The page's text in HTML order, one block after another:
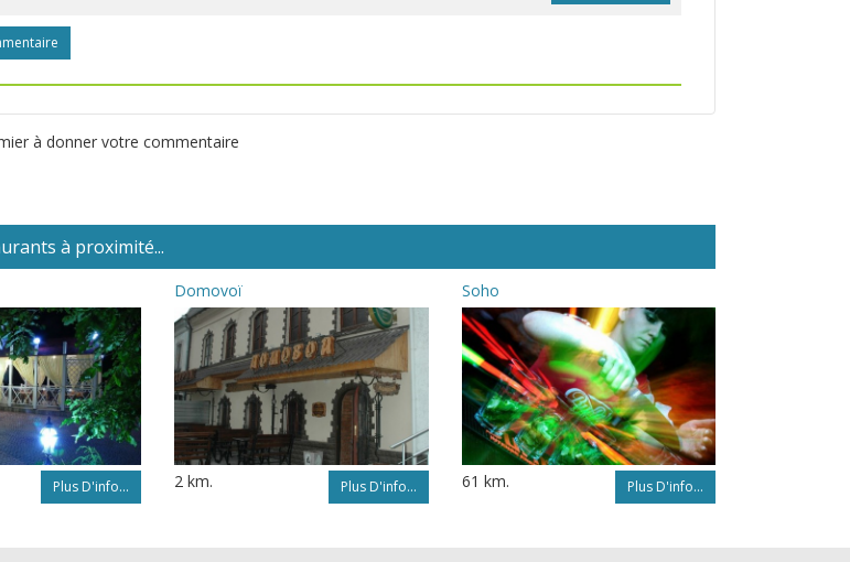
à donner votre commentaire
à proximité...
Plus D'info...
Domovoï
2 km. Plus D'info...
Soho
61 km. Plus D'info...